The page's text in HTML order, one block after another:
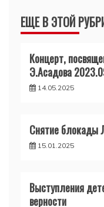
ЕЩЕ В ЭТОЙ
Концерт,
Э.Асадова
14.05.2025
Снятие блокады
15.01.2025
Выступления
верности